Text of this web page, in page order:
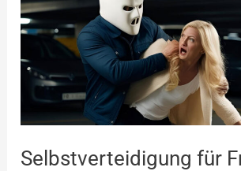
Selbstverteidigung für
Frauen
Stuttgart